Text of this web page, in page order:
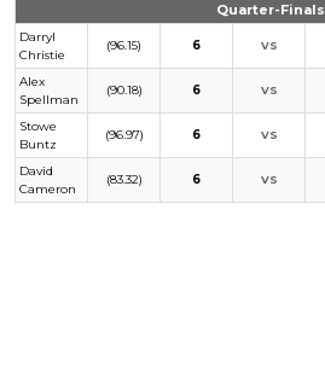
Quarter-Finals
Darryl
Christie
(96.15) 6 VS
Alex
Spellman
(90.18) 6 VS
Stowe
Buntz
(96.97) 6 VS
David
Cameron
(83.32) 6 VS